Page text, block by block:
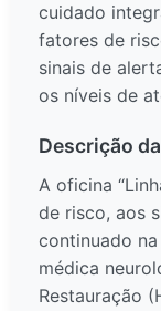
cuidado
fatores de
sinais de
os níveis de
Descrição
A oficina
de risco, aos
continuado
médica
Restauração